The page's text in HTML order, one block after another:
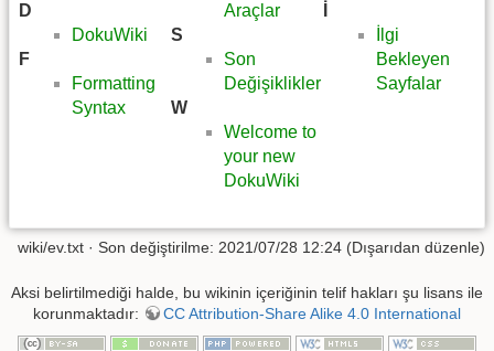
D
DokuWiki
F
Formatting
Syntax
Araçlar
S
Son
Değişiklikler
W
Welcome to
your new
DokuWiki
İlgi
Bekleyen
Sayfalar
wiki/ev.txt · Son değiştirilme: 2021/07/28 12:24 (Dışarıdan düzenle)
Aksi belirtilmediği halde, bu wikinin içeriğinin telif hakları şu lisans ile
korunmaktadır:
CC Attribution-Share Alike 4.0 International